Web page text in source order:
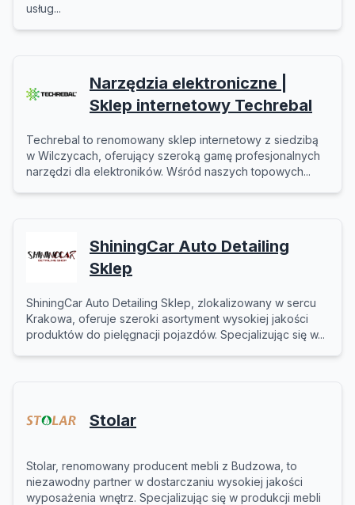
usług...
Narzędzia elektroniczne |
Sklep internetowy Techrebal
Techrebal to renomowany sklep internetowy z siedzibą
w Wilczycach, oferujący szeroką gamę profesjonalnych
narzędzi dla elektroników. Wśród naszych topowych...
ShiningCar Auto Detailing
Sklep
ShiningCar Auto Detailing Sklep, zlokalizowany w sercu
Krakowa, oferuje szeroki asortyment wysokiej jakości
produktów do pielęgnacji pojazdów. Specjalizując się w...
Stolar
Stolar, renomowany producent mebli z Budzowa, to
niezawodny partner w dostarczaniu wysokiej jakości
wyposażenia wnętrz. Specjalizując się w produkcji mebli